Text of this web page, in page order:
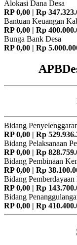
Alokasi Dana Desa
RP 0,00 | Rp
Bantuan Keuangan
RP 0,00 | Rp
Bunga Bank Desa
RP 0,00 | Rp
Bidang
RP 0,00 | Rp
Bidang Pelaksanaan
RP 0,00 | Rp
Bidang Pembinaan
RP 0,00 | Rp
Bidang Pemberdayaan
RP 0,00 | Rp
Bidang
RP 0,00 | Rp